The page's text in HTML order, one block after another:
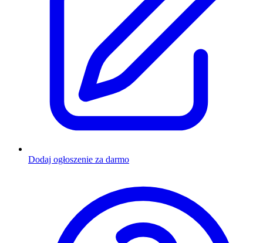
Dodaj ogłoszenie za darmo